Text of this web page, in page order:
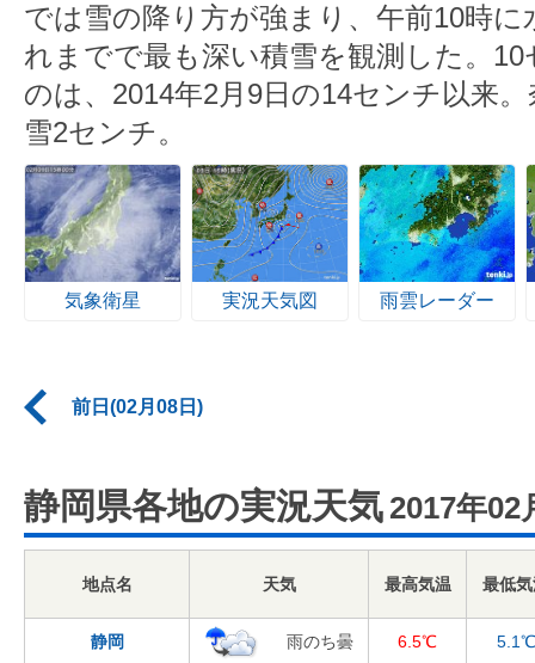
では雪の降り方が強まり、午前10時
れまでで最も深い積雪を観測した。
のは、2014年2月9日の14センチ以来
雪2センチ。
気象衛星 実況天気図 雨雲レーダー
前日(02月08日)
静岡県各地の実況天気 2017年02
地点名 天気 最高気温 最低
静岡 雨のち曇 6.5℃ 5.1℃